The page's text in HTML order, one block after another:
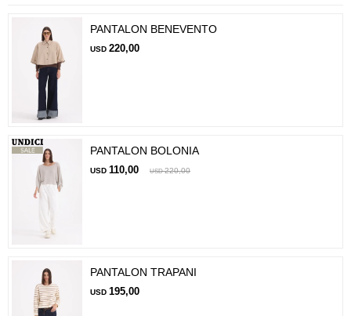
PANTALON BENEVENTO
USD 220,00
PANTALON BOLONIA
USD 110,00 USD 220,00
PANTALON TRAPANI
USD 195,00